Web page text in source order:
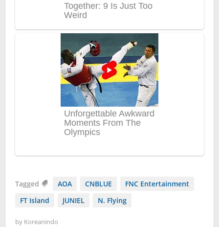
Tagged AOA CNBLUE
FNC Entertainment
FT Island
JUNIEL N. Flying
by Koreanindo